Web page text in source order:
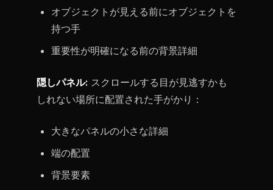
オブジェクトが見える前にオブジェクトを
持つ手
重要性が明確になる前の背景詳細
隠しパネル: スクロールする目が見逃すかも
しれない場所に配置された手がかり：
大きなパネルの小さな詳細
端の配置
背景要素